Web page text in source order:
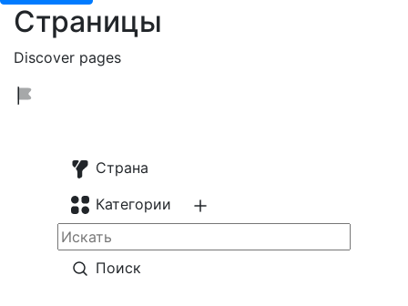
Страницы
Discover pages
Страна
Категории
Поиск